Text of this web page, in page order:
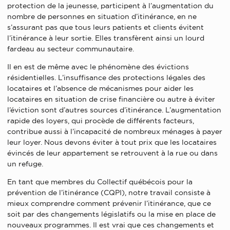
protection de la jeunesse, participent à l’augmentation du
nombre de personnes en situation d’itinérance, en ne
s’assurant pas que tous leurs patients et clients évitent
l’itinérance à leur sortie. Elles transfèrent ainsi un lourd
fardeau au secteur communautaire.
Il en est de même avec le phénomène des évictions
résidentielles. L’insuffisance des protections légales des
locataires et l’absence de mécanismes pour aider les
locataires en situation de crise financière ou autre à éviter
l’éviction sont d’autres sources d’itinérance. L’augmentation
rapide des loyers, qui procède de différents facteurs,
contribue aussi à l’incapacité de nombreux ménages à payer
leur loyer. Nous devons éviter à tout prix que les locataires
évincés de leur appartement se retrouvent à la rue ou dans
un refuge.
En tant que membres du Collectif québécois pour la
prévention de l’itinérance (CQPI), notre travail consiste à
mieux comprendre comment prévenir l’itinérance, que ce
soit par des changements législatifs ou la mise en place de
nouveaux programmes. Il est vrai que ces changements et